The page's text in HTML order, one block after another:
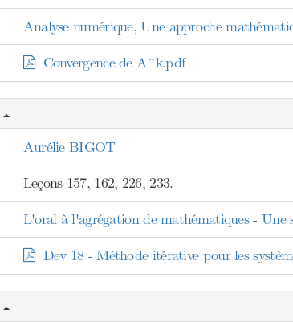
Analyse numérique, Une approche
Convergence de A^k.pdf
Aurélie BIGOT
Leçons 157, 162, 226, 233.
L'oral à l'agrégation de mathématiques - Une
Dev 18 - Méthode itérative pour les